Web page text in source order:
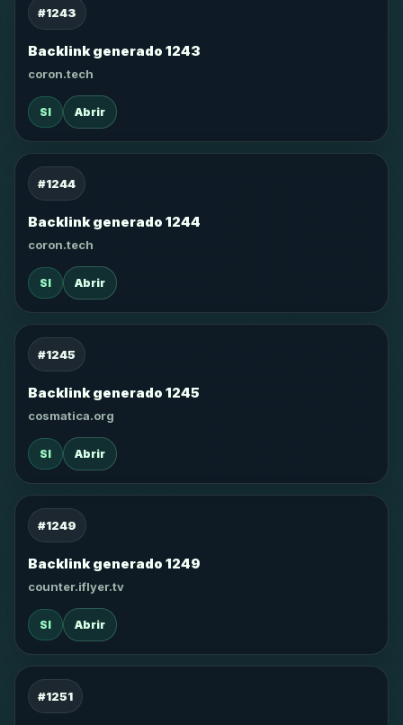
#1243
Backlink generado 1243
coron.tech
SI Abrir
#1244
Backlink generado 1244
coron.tech
SI Abrir
#1245
Backlink generado 1245
cosmatica.org
SI Abrir
#1249
Backlink generado 1249
counter.iflyer.tv
SI Abrir
#1251